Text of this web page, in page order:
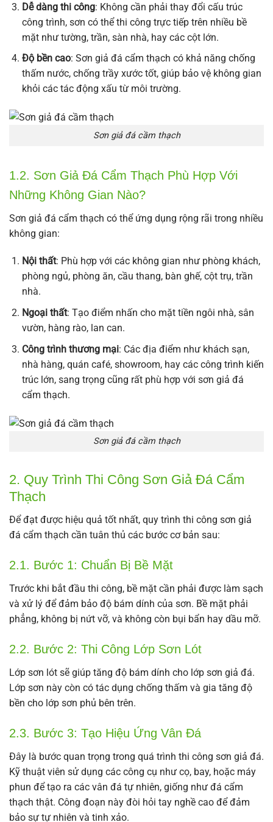
Dễ dàng thi công: Không cần phải thay đổi cấu trúc
công trình, sơn có thể thi công trực tiếp trên nhiều bề
mặt như tường, trần, sàn nhà, hay các cột lớn.
Độ bền cao: Sơn giả đá cẩm thạch có khả năng chống
thấm nước, chống trầy xước tốt, giúp bảo vệ không gian
khỏi các tác động xấu từ môi trường.
Sơn giả đá cầm thạch
1.2. Sơn Giả Đá Cẩm Thạch Phù Hợp Với
Những Không Gian Nào?
Sơn giả đá cẩm thạch có thể ứng dụng rộng rãi trong nhiều
không gian:
Nội thất: Phù hợp với các không gian như phòng khách,
phòng ngủ, phòng ăn, cầu thang, bàn ghế, cột trụ, trần
nhà.
Ngoại thất: Tạo điểm nhấn cho mặt tiền ngôi nhà, sân
vườn, hàng rào, lan can.
Công trình thương mại: Các địa điểm như khách sạn,
nhà hàng, quán café, showroom, hay các công trình kiến
trúc lớn, sang trọng cũng rất phù hợp với sơn giả đá
cẩm thạch.
Sơn giả đá cầm thạch
2. Quy Trình Thi Công Sơn Giả Đá Cẩm
Thạch
Để đạt được hiệu quả tốt nhất, quy trình thi công sơn giả
đá cẩm thạch cần tuân thủ các bước cơ bản sau:
2.1. Bước 1: Chuẩn Bị Bề Mặt
Trước khi bắt đầu thi công, bề mặt cần phải được làm sạch
và xử lý để đảm bảo độ bám dính của sơn. Bề mặt phải
phẳng, không bị nứt vỡ, và không còn bụi bẩn hay dầu mỡ.
2.2. Bước 2: Thi Công Lớp Sơn Lót
Lớp sơn lót sẽ giúp tăng độ bám dính cho lớp sơn giả đá.
Lớp sơn này còn có tác dụng chống thấm và gia tăng độ
bền cho lớp sơn phủ bên trên.
2.3. Bước 3: Tạo Hiệu Ứng Vân Đá
Đây là bước quan trọng trong quá trình thi công sơn giả đá.
Kỹ thuật viên sử dụng các công cụ như cọ, bay, hoặc máy
phun để tạo ra các vân đá tự nhiên, giống như đá cẩm
thạch thật. Công đoạn này đòi hỏi tay nghề cao để đảm
bảo sự tự nhiên và tinh xảo.